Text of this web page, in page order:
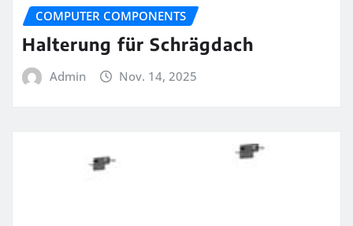
COMPUTER COMPONENTS
Halterung für Schrägdach
Admin Nov. 14, 2025